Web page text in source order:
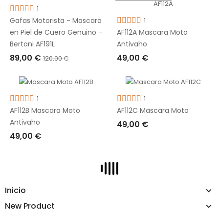
Inicio
New Product
1
Gafas Motorista - Mascara
en Piel de Cuero Genuino -
Bertoni AF191L
89,00 € 120,00 €
AÑADIR A LA CESTA
1
AF112A Mascara Moto
Antivaho
49,00 €
AGOTADO
1
AF112B Mascara Moto
Antivaho
49,00 €
1
AF112C Mascara Moto
49,00 €